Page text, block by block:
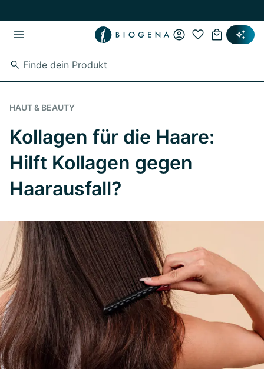
HAUT & BEAUTY
Kollagen für die Haare:
Hilft Kollagen gegen
Haarausfall?